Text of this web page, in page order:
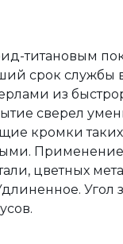
титановым
срок службы
из
сверел
кромки
цветных
Угол